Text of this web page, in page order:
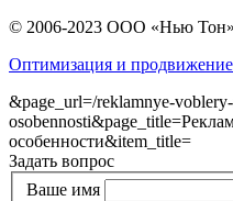
© 2006-2023 ООО «Нью Тон»
Оптимизация и продвижение
&page_url=/reklamnye-
особенности&item_title=
Задать вопрос
Ваше имя